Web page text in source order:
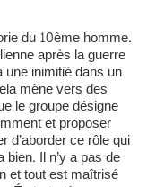
du 10ème homme.
après la guerre
une inimitié dans un
mène vers des
le groupe désigne
et proposer
ce rôle qui
Il n’y a pas de
et tout est maîtrisé